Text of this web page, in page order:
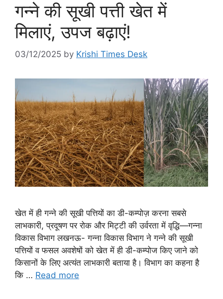
गन्ने की सूखी पत्ती खेत में
मिलाएं, उपज बढ़ाएं!
03/12/2025 by Krishi Times Desk
खेत में ही गन्ने की सूखी पत्तियों का डी-कम्पोज़ करना सबसे
लाभकारी, प्रदूषण पर रोक और मिट्टी की उर्वरता में वृद्धि—गन्ना
विकास विभाग लखनऊ- गन्ना विकास विभाग ने गन्ने की सूखी
पत्तियों व फसल अवशेषों को खेत में ही डी-कम्पोज किए जाने को
किसानों के लिए अत्यंत लाभकारी बताया है। विभाग का कहना है
कि … Read more